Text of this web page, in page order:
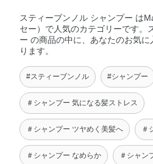
スティーブンノル シャンプー は
セー）で人気のカテゴリーです。
ー の商品の中に、あなたのお気
ります。
#スティーブンノル #シャンプー
＃シャンプー 気になる髪ストレス
＃シャンプー ツヤめく美髪へ ＃
＃シャンプー なめらか ＃シャン